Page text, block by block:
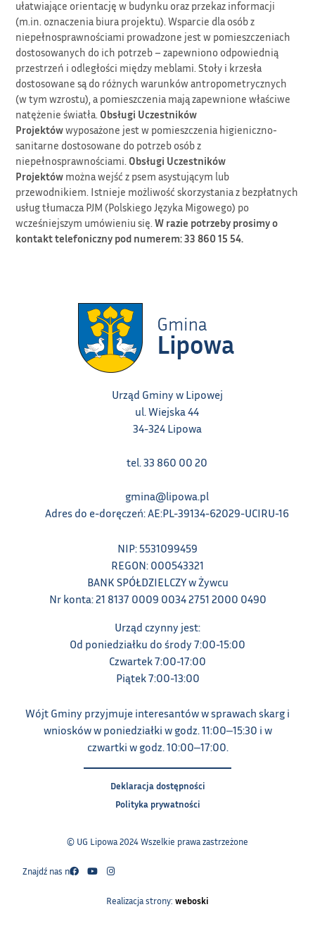
ułatwiające orientację w budynku oraz przekaz informacji
(m.in. oznaczenia biura projektu). Wsparcie dla osób z
niepełnosprawnościami prowadzone jest w pomieszczeniach
dostosowanych do ich potrzeb – zapewniono odpowiednią
przestrzeń i odległości między meblami. Stoły i krzesła
dostosowane są do różnych warunków antropometrycznych
(w tym wzrostu), a pomieszczenia mają zapewnione właściwe
natężenie światła. Obsługi Uczestników
Projektówwyposażone jest w pomieszczenia higieniczno-
sanitarne dostosowane do potrzeb osób z
niepełnosprawnościami. Obsługi Uczestników
Projektów można wejść z psem asystującym lub
przewodnikiem. Istnieje możliwość skorzystania z bezpłatnych
usług tłumacza PJM (Polskiego Języka Migowego) po
wcześniejszym umówieniu się.W razie potrzeby prosimy o
kontakt telefoniczny pod numerem: 33 860 15 54.
Urząd Gminy w Lipowej
ul. Wiejska 44
34-324 Lipowa
tel. 33 860 00 20
gmina@lipowa.pl
Adres do e-doręczeń: AE:PL-39134-62029-UCIRU-16
NIP: 5531099459
REGON: 000543321
BANK SPÓŁDZIELCZY w Żywcu
Nr konta: 21 8137 0009 0034 2751 2000 0490
Urząd czynny jest:
Od poniedziałku do środy 7:00-15:00
Czwartek 7:00-17:00
Piątek 7:00-13:00
Wójt Gminy przyjmuje interesantów w sprawach skarg i
wniosków w poniedziałki w godz. 11:00‒15:30 i w
czwartki w godz. 10:00‒17:00.
Deklaracja dostępności
Polityka prywatności
© UG Lipowa 2024 Wszelkie prawa zastrzeżone
Znajdź nas na:
Realizacja strony: weboski